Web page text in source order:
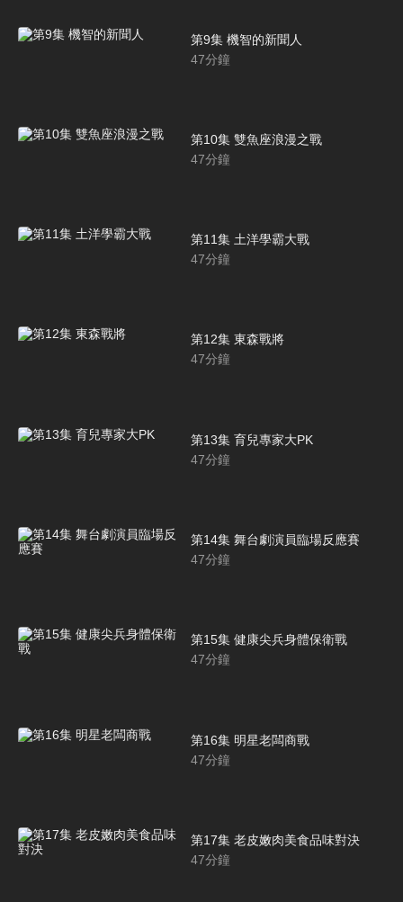
第9集 機智的新聞人
47分鐘
第10集 雙魚座浪漫之戰
47分鐘
第11集 土洋學霸大戰
47分鐘
第12集 東森戰將
47分鐘
第13集 育兒專家大PK
47分鐘
第14集 舞台劇演員臨場反應賽
47分鐘
第15集 健康尖兵身體保衛戰
47分鐘
第16集 明星老闆商戰
47分鐘
第17集 老皮嫩肉美食品味對決
47分鐘